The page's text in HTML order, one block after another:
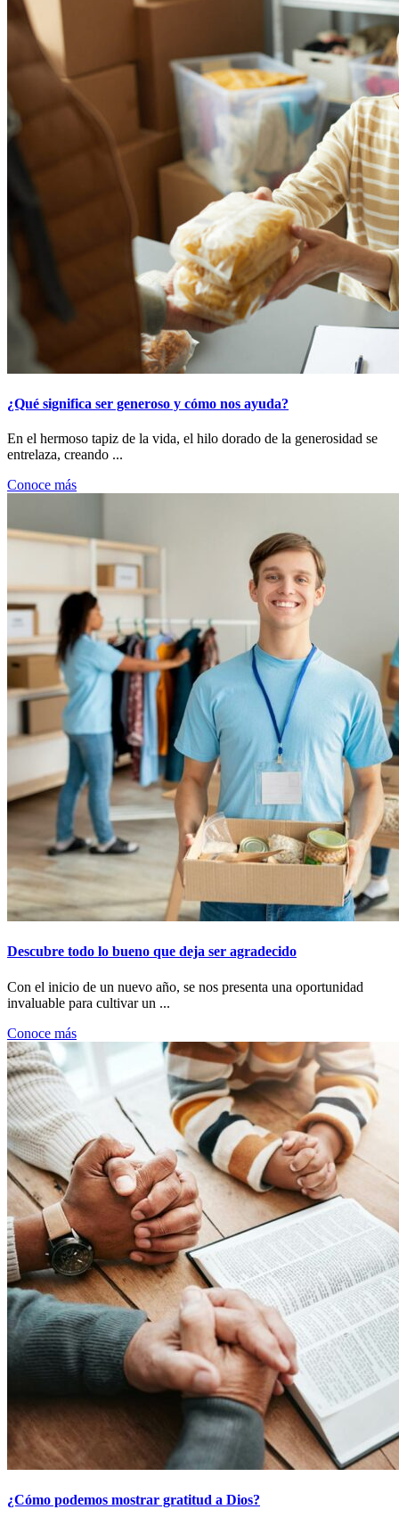
¿Qué significa ser generoso y cómo nos ayuda?
En el hermoso tapiz de la vida, el hilo dorado de la generosidad se
entrelaza, creando ...
Conoce más
Descubre todo lo bueno que deja ser agradecido
Con el inicio de un nuevo año, se nos presenta una oportunidad
invaluable para cultivar un ...
Conoce más
¿Cómo podemos mostrar gratitud a Dios?